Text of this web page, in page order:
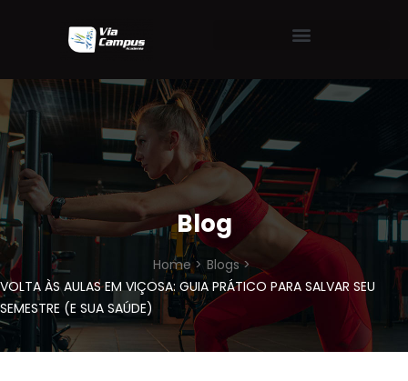
Blog
Home > Blogs >
VOLTA ÀS AULAS EM VIÇOSA: GUIA PRÁTICO PARA SALVAR SEU
SEMESTRE (E SUA SAÚDE)